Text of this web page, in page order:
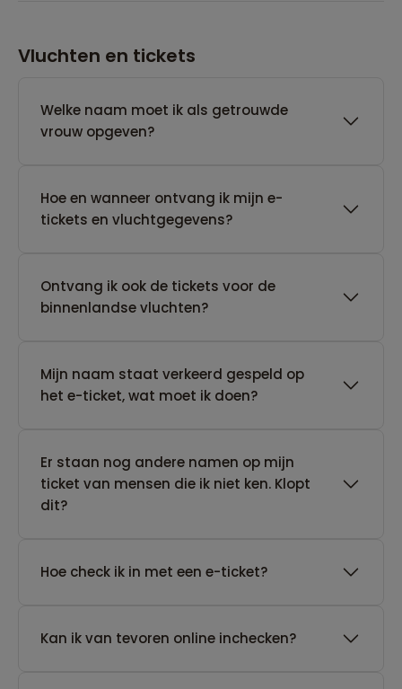
Vluchten en tickets
Welke naam moet ik als getrouwde
vrouw opgeven?
Hoe en wanneer ontvang ik mijn e-
tickets en vluchtgegevens?
Ontvang ik ook de tickets voor de
binnenlandse vluchten?
Mijn naam staat verkeerd gespeld op
het e-ticket, wat moet ik doen?
Er staan nog andere namen op mijn
ticket van mensen die ik niet ken. Klopt
dit?
Hoe check ik in met een e-ticket?
Kan ik van tevoren online inchecken?